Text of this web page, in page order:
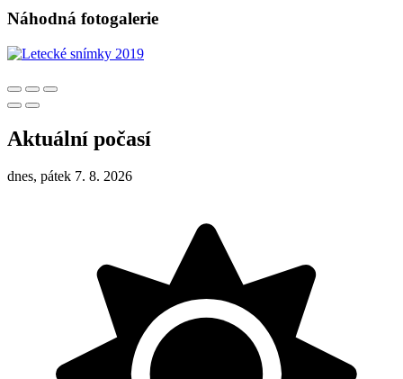
Náhodná fotogalerie
Aktuální počasí
dnes, pátek 7. 8. 2026